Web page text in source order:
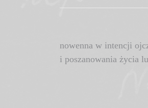
Nawigacja
wpisu
nowenna w intencji
i poszanowania życia